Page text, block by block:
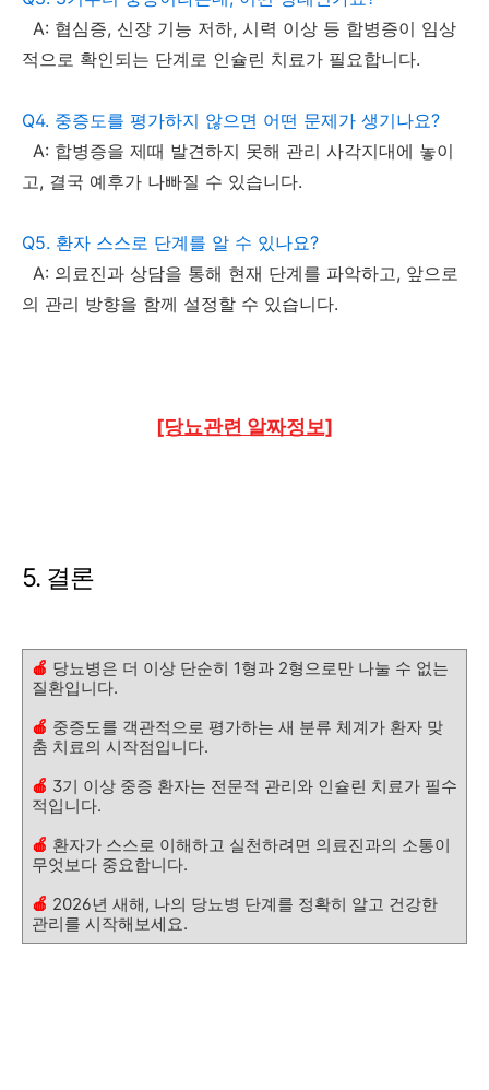
A: 협심증, 신장 기능 저하, 시력 이상 등 합병증이 임상
적으로 확인되는 단계로 인슐린 치료가 필요합니다.
Q4. 중증도를 평가하지 않으면 어떤 문제가 생기나요?
A: 합병증을 제때 발견하지 못해 관리 사각지대에 놓이
고, 결국 예후가 나빠질 수 있습니다.
Q5. 환자 스스로 단계를 알 수 있나요?
A: 의료진과 상담을 통해 현재 단계를 파악하고, 앞으로
의 관리 방향을 함께 설정할 수 있습니다.
[당뇨관련 알짜정보]
5. 결론
🍎 당뇨병은 더 이상 단순히 1형과 2형으로만 나눌 수 없는
질환입니다.
🍎 중증도를 객관적으로 평가하는 새 분류 체계가 환자 맞
춤 치료의 시작점입니다.
🍎 3기 이상 중증 환자는 전문적 관리와 인슐린 치료가 필수
적입니다.
🍎 환자가 스스로 이해하고 실천하려면 의료진과의 소통이
무엇보다 중요합니다.
🍎 2026년 새해, 나의 당뇨병 단계를 정확히 알고 건강한
관리를 시작해보세요.